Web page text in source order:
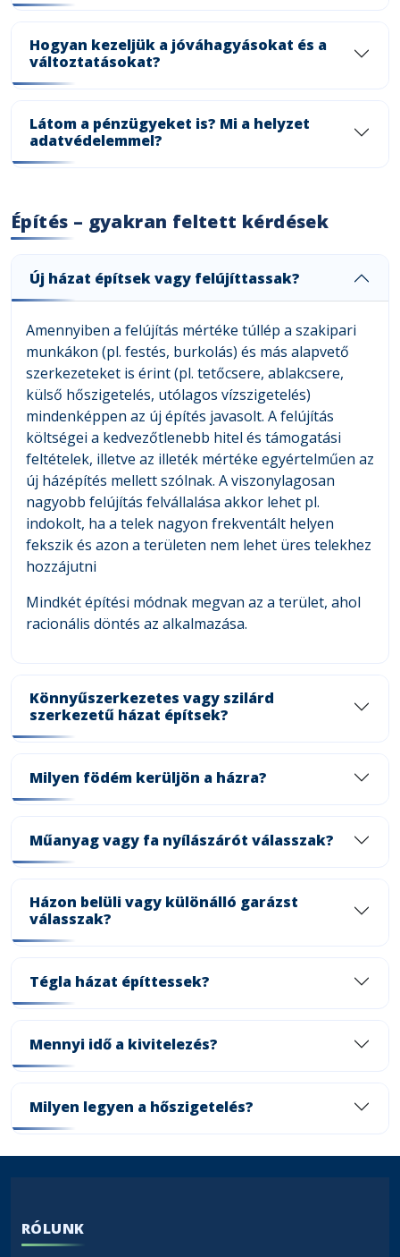
Hogyan kezeljük a jóváhagyásokat és a
változtatásokat?
Látom a pénzügyeket is? Mi a helyzet
adatvédelemmel?
Építés – gyakran feltett kérdések
Új házat építsek vagy felújíttassak?
Amennyiben a felújítás mértéke túllép a szakipari
munkákon (pl. festés, burkolás) és más alapvető
szerkezeteket is érint (pl. tetőcsere, ablakcsere,
külső hőszigetelés, utólagos vízszigetelés)
mindenképpen az új építés javasolt. A felújítás
költségei a kedvezőtlenebb hitel és támogatási
feltételek, illetve az illeték mértéke egyértelműen az
új házépítés mellett szólnak. A viszonylagosan
nagyobb felújítás felvállalása akkor lehet pl.
indokolt, ha a telek nagyon frekventált helyen
fekszik és azon a területen nem lehet üres telekhez
hozzájutni
Mindkét építési módnak megvan az a terület, ahol
racionális döntés az alkalmazása.
Könnyűszerkezetes vagy szilárd
szerkezetű házat építsek?
Milyen födém kerüljön a házra?
Műanyag vagy fa nyílászárót válasszak?
Házon belüli vagy különálló garázst
válasszak?
Tégla házat építtessek?
Mennyi idő a kivitelezés?
Milyen legyen a hőszigetelés?
RÓLUNK